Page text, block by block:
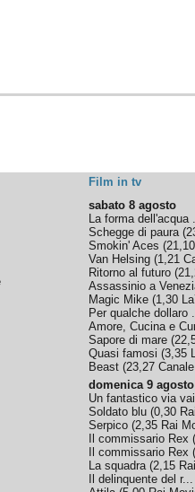
Film in tv
sabato 8 agosto
La forma dell'acqua
Schegge di paura(
Smokin' Aces (21,10
Van Helsing (1,21
Ritorno al futuro (
Assassinio a
Magic Mike (1,30
Per qualche dollaro
Amore, Cucina e
Sapore di mare (
Quasi famosi (3,35
Beast (23,27
domenica 9 agosto
Un fantastico via vai
Soldato blu (0,30
Serpico (2,35 Rai
Il commissario Rex
Il commissario Rex
La squadra(2,15
Il delinquente del r...